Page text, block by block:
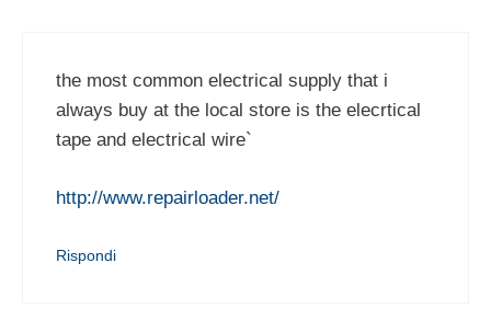
the most common electrical supply that i
always buy at the local store is the elecrtical
tape and electrical wire`
http://www.repairloader.net/
Rispondi